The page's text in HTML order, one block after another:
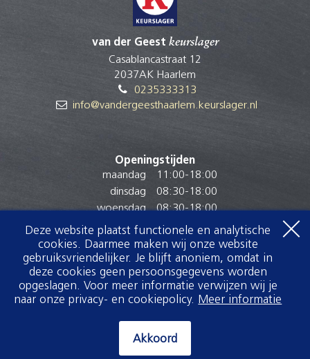
van der Geest keurslager
Casablancastraat 12
2037AK Haarlem
0235333313
info@vandergeesthaarlem.keurslager.nl
Openingstijden
maandag
11:00-18:00
dinsdag
08:30-18:00
woensdag
08:30-18:00
donderdag
08:30 -
vrijdag
08:00- 18:00
zaterdag
08:00-17:00
zondag
Gesloten
Deze website plaatst functionele en analytische
cookies. Daarmee maken wij onze website
gebruiksvriendelijker. Je blijft anoniem, omdat in
deze cookies geen persoonsgegevens worden
opgeslagen. Voor meer informatie verwijzen wij je
naar onze privacy- en cookiepolicy. Meer informatie
Akkoord